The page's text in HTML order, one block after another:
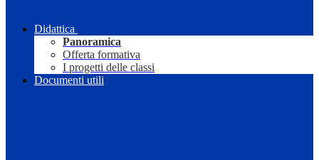
Didattica
Panoramica
Offerta formativa
I progetti delle classi
Documenti utili